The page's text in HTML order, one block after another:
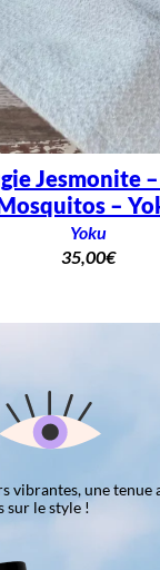
Jesmonite
–
Yoku
35,00€
vibrantes, une tenue
sur le style !